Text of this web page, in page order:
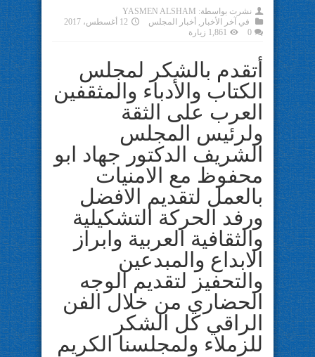
نشرت بواسطة: YASMEN ALSHAM
في آخر الأخبار , أخبار المجلس
12 أغسطس، 2017
0
1,861 زيارة
أتقدم بالشكر لمجلس
الكتاب والأدباء والمثقفين
العرب على الثقة
ولرئيس المجلس
الشريف الدكتور جهاد ابو
محفوظ مع الامنيات
بالعمل لتقديم الافضل
ورفد الحركة التشكيلية
والثقافية العربية وابراز
الابداع والمبدعين
والتحفيز لتقديم الوجه
الحضاري من خلال الفن
الراقي كل الشكر
للزملاء ولمجلسنا الكريم